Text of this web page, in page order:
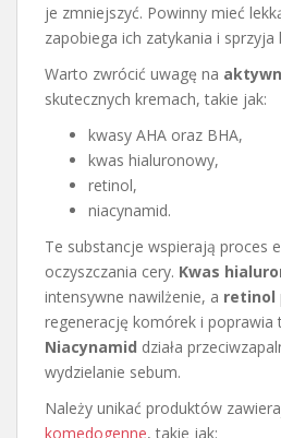
je zmniejszyć. Powinny mieć
zapobiega ich zatykania i sprzyja
Warto zwrócić uwagę na
skutecznych kremach, takie jak:
kwasy AHA oraz BHA,
kwas hialuronowy,
retinol,
niacynamid.
Te substancje wspierają proces
oczyszczania cery. Kwas
intensywne nawilżenie, a retinol
regenerację komórek i poprawia
Niacynamid działa
wydzielanie sebum.
Należy unikać produktów
komedogenne, takie jak: